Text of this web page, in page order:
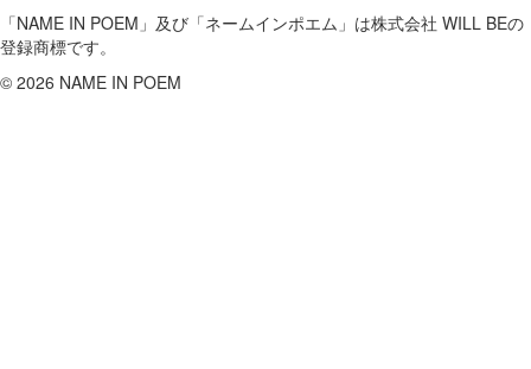
「NAME IN POEM」及び「ネームインポエム」は株式会社 WILL BEの
登録商標です。
© 2026 NAME IN POEM